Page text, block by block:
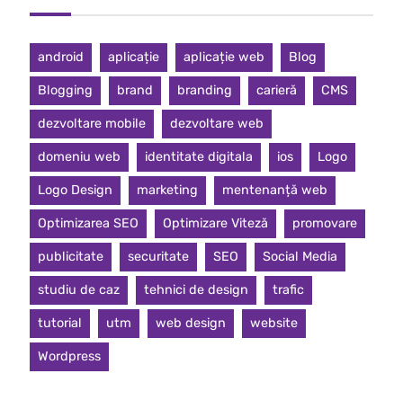
android aplicație aplicație web Blog
Blogging brand branding carieră CMS
dezvoltare mobile dezvoltare web
domeniu web identitate digitala ios Logo
Logo Design marketing mentenanță web
Optimizarea SEO Optimizare Viteză promovare
publicitate securitate SEO Social Media
studiu de caz tehnici de design trafic
tutorial utm web design website
Wordpress